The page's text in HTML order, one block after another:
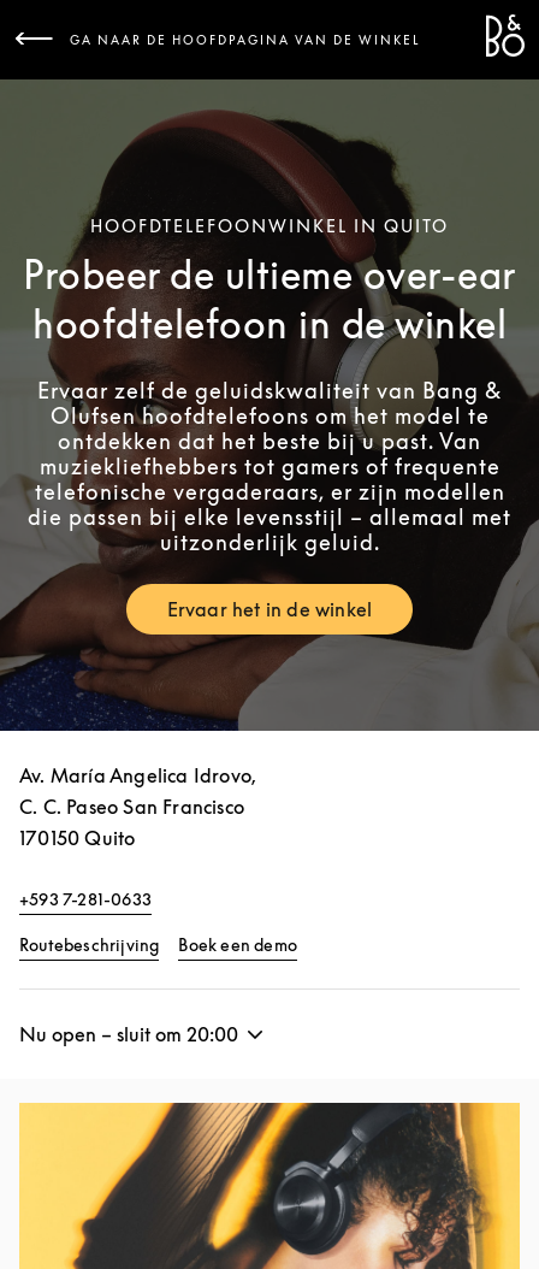
GA NAAR DE HOOFDPAGINA VAN DE WINKEL
HOOFDTELEFOONWINKEL IN QUITO
Probeer de ultieme over-ear
hoofdtelefoon in de winkel
Ervaar zelf de geluidskwaliteit van Bang &
Olufsen hoofdtelefoons om het model te
ontdekken dat het beste bij u past. Van
muziekliefhebbers tot gamers of frequente
telefonische vergaderaars, er zijn modellen
die passen bij elke levensstijl – allemaal met
uitzonderlijk geluid.
Ervaar het in de winkel
Link Opens in New Tab
Av. María Angelica Idrovo,
C. C. Paseo San Francisco
170150 Quito
+593 7-281-0633
RoutebeschrijvingLink Opens in New Tab
Boek een demo
Nu open – sluit om 20:00
Afbeelding van evenement